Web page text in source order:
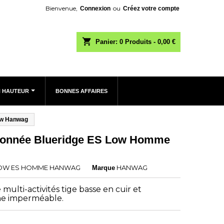
Bienvenue, Connexion ou Créez votre compte
shopping_cart Panier: 0 Produits - 0,00 €
HAUTEUR BONNES AFFAIRES
Hanwag
Blueridge ES Low Homme
ES HOMME HANWAG Marque HANWAG
activités tige basse en cuir et
imperméable.